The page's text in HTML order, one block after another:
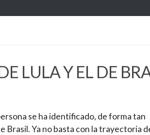
LULA Y EL DE
se ha identificado, de forma tan
Brasil. Ya no basta con la trayectoria